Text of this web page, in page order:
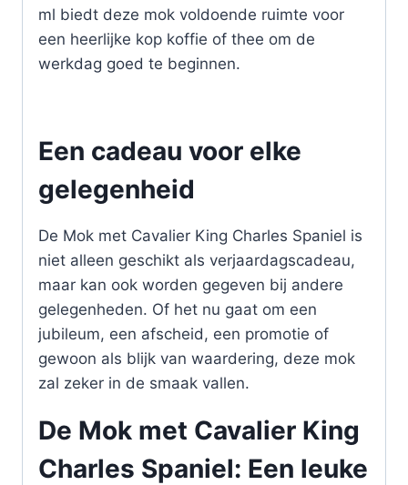
ml biedt deze mok voldoende ruimte voor
een heerlijke kop koffie of thee om de
werkdag goed te beginnen.
Een cadeau voor elke
gelegenheid
De Mok met Cavalier King Charles Spaniel is
niet alleen geschikt als verjaardagscadeau,
maar kan ook worden gegeven bij andere
gelegenheden. Of het nu gaat om een
jubileum, een afscheid, een promotie of
gewoon als blijk van waardering, deze mok
zal zeker in de smaak vallen.
De Mok met Cavalier King
Charles Spaniel: Een leuke